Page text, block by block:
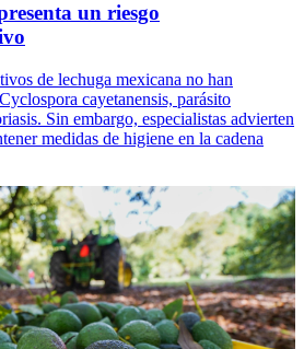
un riesgo
de lechuga mexicana no han
cayetanensis, parásito
Sin embargo, especialistas advierten
medidas de higiene en la cadena